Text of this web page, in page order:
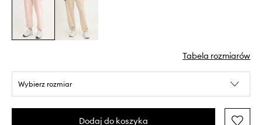
Tabela rozmiarów
Wybierz rozmiar
Dodaj do koszyka